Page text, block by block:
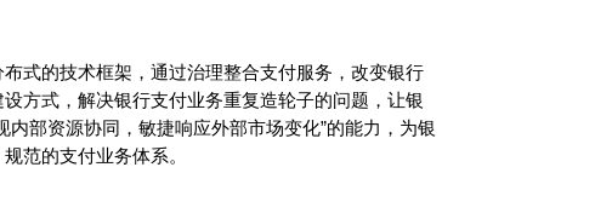
式的技术框架，通过治理整合支付服务，改变银行
方式，解决银行支付业务重复造轮子的问题，让银
内部资源协同，敏捷响应外部市场变化”的能力，为银
范的支付业务体系。